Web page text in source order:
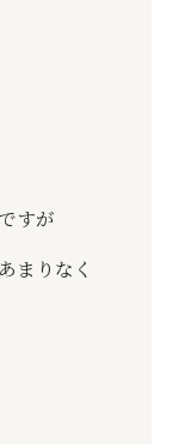
すが
まりなく